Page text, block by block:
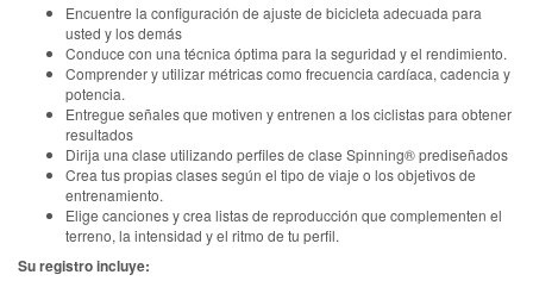
Encuentre la configuración de ajuste de bicicleta adecuada para
usted y los demás
Conduce con una técnica óptima para la seguridad y el rendimiento.
Comprender y utilizar métricas como frecuencia cardíaca, cadencia y
potencia.
Entregue señales que motiven y entrenen a los ciclistas para obtener
resultados
Dirija una clase utilizando perfiles de clase Spinning® prediseñados
Crea tus propias clases según el tipo de viaje o los objetivos de
entrenamiento.
Elige canciones y crea listas de reproducción que complementen el
terreno, la intensidad y el ritmo de tu perfil.
Su registro incluye: